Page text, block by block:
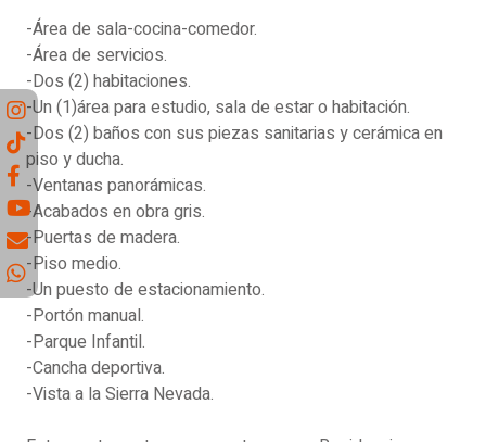
-Área de sala-cocina-comedor.
-Área de servicios.
-Dos (2) habitaciones.
-Un (1)área para estudio, sala de estar o habitación.
-Dos (2) baños con sus piezas sanitarias y cerámica en
piso y ducha.
-Ventanas panorámicas.
-Acabados en obra gris.
-Puertas de madera.
-Piso medio.
-Un puesto de estacionamiento.
-Portón manual.
-Parque Infantil.
-Cancha deportiva.
-Vista a la Sierra Nevada.